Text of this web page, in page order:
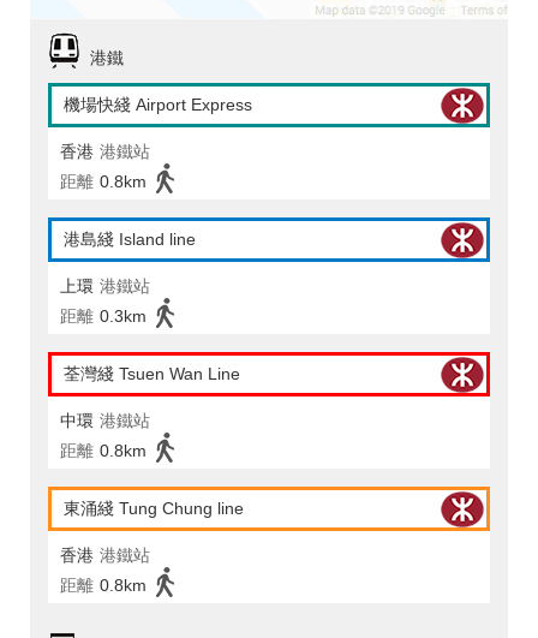
港鐵
機場快綫 Airport Express
香港 港鐵站
距離 0.8km
港島綫 Island line
上環 港鐵站
距離 0.3km
荃灣綫 Tsuen Wan Line
中環 港鐵站
距離 0.8km
東涌綫 Tung Chung line
香港 港鐵站
距離 0.8km